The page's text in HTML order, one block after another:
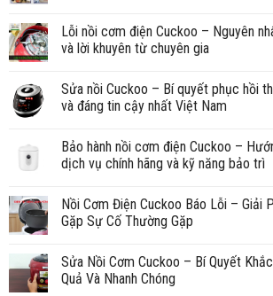
Lỗi nồi cơm điện Cuckoo – Nguyên
và lời khuyên từ chuyên gia
Sửa nồi Cuckoo – Bí quyết phục hồi
và đáng tin cậy nhất Việt Nam
Bảo hành nồi cơm điện Cuckoo –
dịch vụ chính hãng và kỹ năng bảo trì
Nồi Cơm Điện Cuckoo Báo Lỗi – Giải
Gặp Sự Cố Thường Gặp
Sửa Nồi Cơm Cuckoo – Bí Quyết
Quả Và Nhanh Chóng